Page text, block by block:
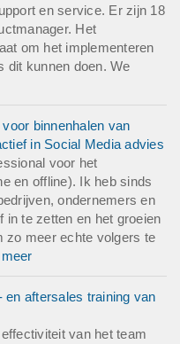
en service. Er zijn 18
Het
om het implementeren
dit kunnen doen. We
binnenhalen van
in Social Media advies
voor het
en offline). Ik heb sinds
ondernemers en
in te zetten en het groeien
zo meer echte volgers te
meer
aftersales training van
van het team